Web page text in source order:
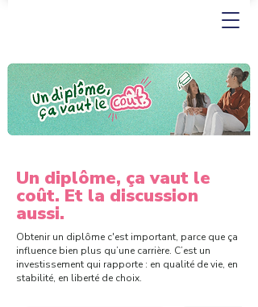
Un diplôme, ça vaut le
coût. Et la discussion
aussi.
Obtenir un diplôme c'est important, parce que ça
influence bien plus qu’une carrière. C’est un
investissement qui rapporte : en qualité de vie, en
stabilité, en liberté de choix.